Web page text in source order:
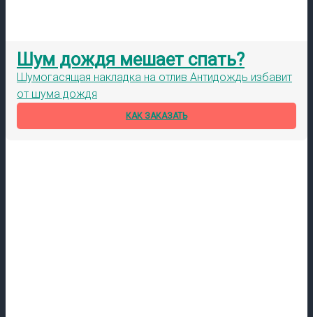
Шум дождя мешает спать?
Шумогасящая накладка на отлив Антидождь избавит
от шума дождя
КАК ЗАКАЗАТЬ